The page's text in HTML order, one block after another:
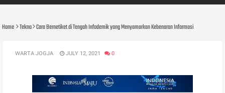
Home Tekno Cara Bernetiket di Tengah Infodemik yang Menyamarkan Kebenaran Informasi
WARTA JOGJA JULY 12, 2021 0